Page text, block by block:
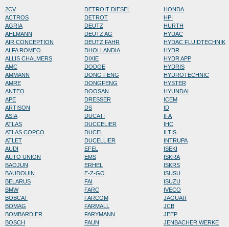
2CV
ACTROS
AGRIA
AHLMANN
AIR CONCEPTION
ALFA ROMEO
ALLIS CHALMERS
AMC
AMMANN
AMRE
ANTEO
APE
ARTISON
ASIA
ATLAS
ATLAS COPCO
ATLET
AUDI
AUTO UNION
BAOJUN
BAUDOUIN
BELARUS
BMW
BOBCAT
BOMAG
BOMBARDIER
BOSCH
DETROIT DIESEL
DETROT
DEUTZ
DEUTZ AG
DEUTZ FAHR
DHOLLANDIA
DIXIE
DODGE
DONG FENG
DONGFENG
DOOSAN
DRESSER
DS
DUCATI
DUCCELIER
DUCEL
DUCELLIER
EFEL
EMS
ERHEL
E-Z-GO
FAI
FARC
FARCOM
FARMALL
FARYMANN
FAUN
HONDA
HPI
HURTH
HYDAC
HYDAC FLUIDTECHNIK
HYDR
HYDR APP
HYDRIS
HYDROTECHNIC
HYSTER
HYUNDAI
ICEM
ID
IFA
IHC
ILTIS
INTRUPA
ISEKI
ISKRA
ISKRS
ISUSU
ISUZU
IVECO
JAGUAR
JCB
JEEP
JENBACHER WERKE